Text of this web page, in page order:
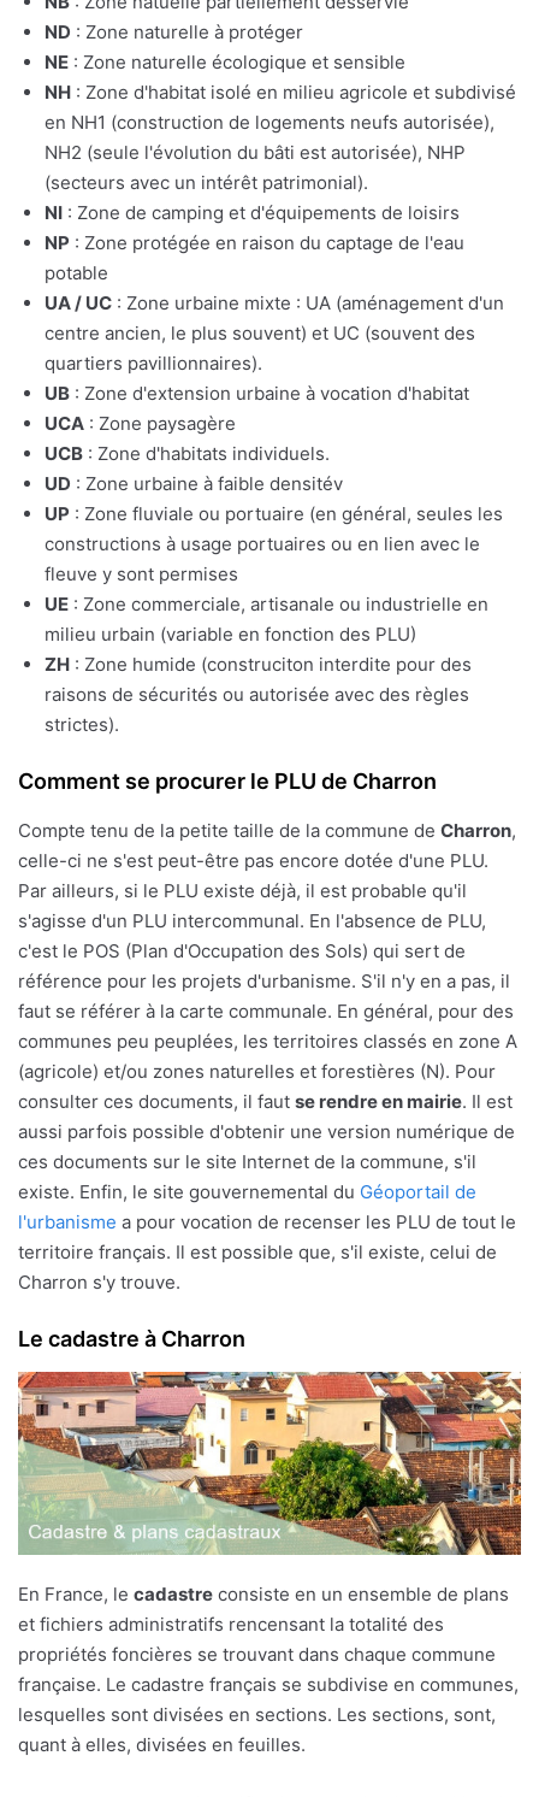
ND : Zone naturelle à protéger
NE : Zone naturelle écologique et sensible
NH : Zone d'habitat isolé en milieu agricole et subdivisé
en NH1 (construction de logements neufs autorisée),
NH2 (seule l'évolution du bâti est autorisée), NHP
(secteurs avec un intérêt patrimonial).
NI : Zone de camping et d'équipements de loisirs
NP : Zone protégée en raison du captage de l'eau
potable
UA / UC : Zone urbaine mixte : UA (aménagement d'un
centre ancien, le plus souvent) et UC (souvent des
quartiers pavillionnaires).
UB : Zone d'extension urbaine à vocation d'habitat
UCA : Zone paysagère
UCB : Zone d'habitats individuels.
UD : Zone urbaine à faible densitév
UP : Zone fluviale ou portuaire (en général, seules les
constructions à usage portuaires ou en lien avec le
fleuve y sont permises
UE : Zone commerciale, artisanale ou industrielle en
milieu urbain (variable en fonction des PLU)
ZH : Zone humide (construciton interdite pour des
raisons de sécurités ou autorisée avec des règles
strictes).
Comment se procurer le PLU de Charron
Compte tenu de la petite taille de la commune de Charron,
celle-ci ne s'est peut-être pas encore dotée d'une PLU.
Par ailleurs, si le PLU existe déjà, il est probable qu'il
s'agisse d'un PLU intercommunal. En l'absence de PLU,
c'est le POS (Plan d'Occupation des Sols) qui sert de
référence pour les projets d'urbanisme. S'il n'y en a pas, il
faut se référer à la carte communale. En général, pour des
communes peu peuplées, les territoires classés en zone A
(agricole) et/ou zones naturelles et forestières (N). Pour
consulter ces documents, il faut se rendre en mairie. Il est
aussi parfois possible d'obtenir une version numérique de
ces documents sur le site Internet de la commune, s'il
existe. Enfin, le site gouvernemental du Géoportail de
l'urbanisme a pour vocation de recenser les PLU de tout le
territoire français. Il est possible que, s'il existe, celui de
Charron s'y trouve.
Le cadastre à Charron
En France, le cadastre consiste en un ensemble de plans
et fichiers administratifs rencensant la totalité des
propriétés foncières se trouvant dans chaque commune
française. Le cadastre français se subdivise en communes,
lesquelles sont divisées en sections. Les sections, sont,
quant à elles, divisées en feuilles.